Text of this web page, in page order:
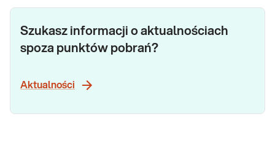
Szukasz informacji o aktualnościach
spoza punktów pobrań?
Aktualności